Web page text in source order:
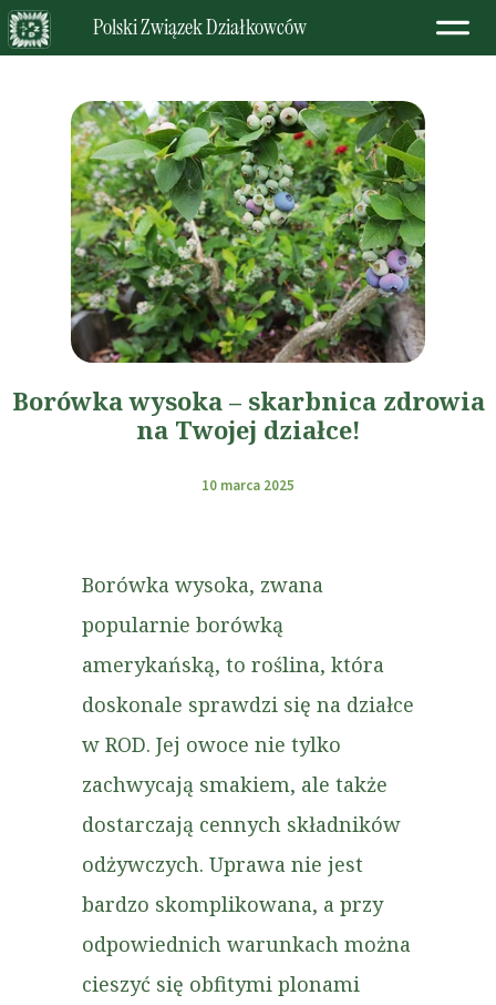
Polski Związek Działkowców
10 marca 2025
Borówka wysoka – skarbnica zdrowia
na Twojej działce!
Borówka wysoka, zwana
popularnie borówką
amerykańską, to roślina, która
doskonale sprawdzi się na działce
w ROD. Jej owoce nie tylko
zachwycają smakiem, ale także
dostarczają cennych składników
odżywczych. Uprawa nie jest
bardzo skomplikowana, a przy
odpowiednich warunkach można
cieszyć się obfitymi plonami